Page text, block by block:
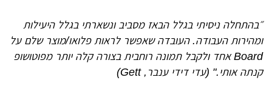
״בהתחלה ניסיתי בגלל הבאז מסביב ונשארתי בגלל היעילות
ומהירות העבודה. העובדה שאפשר לראות פלואו/מוצר שלם על
Board אחד ולקבל תמונה רוחבית בצורה קלה יותר מפוטושופ
קנתה אותי." (עדי דידי ענבר, Gett)